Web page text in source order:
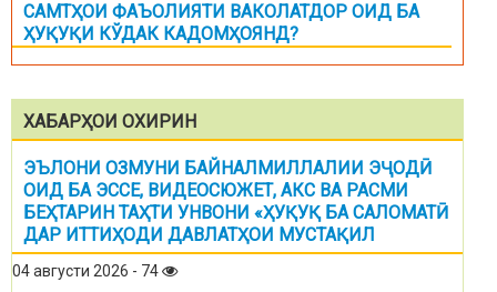
САМТҲОИ ФАЪОЛИЯТИ ВАКОЛАТДОР ОИД БА
ҲУҚУҚИ КЎДАК КАДОМҲОЯНД?
ХАБАРҲОИ ОХИРИН
ЭЪЛОНИ ОЗМУНИ БАЙНАЛМИЛЛАЛИИ ЭҶОДӢ
ОИД БА ЭССЕ, ВИДЕОСЮЖЕТ, АКС ВА РАСМИ
БЕҲТАРИН ТАҲТИ УНВОНИ «ҲУҚУҚ БА САЛОМАТӢ
ДАР ИТТИҲОДИ ДАВЛАТҲОИ МУСТАҚИЛ
04 августи 2026 - 74